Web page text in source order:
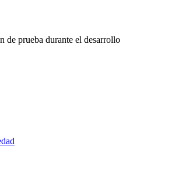
de prueba durante el desarrollo